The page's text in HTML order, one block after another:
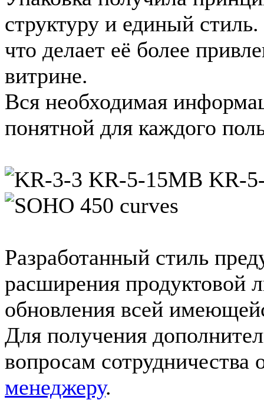
структуру и единый
что делает её более
витрине.
Вся необходимая
понятной для каждого
Разработанный стиль
расширения продуктовой
обновления всей
Для получения
вопросам сотрудничества
менеджеру.